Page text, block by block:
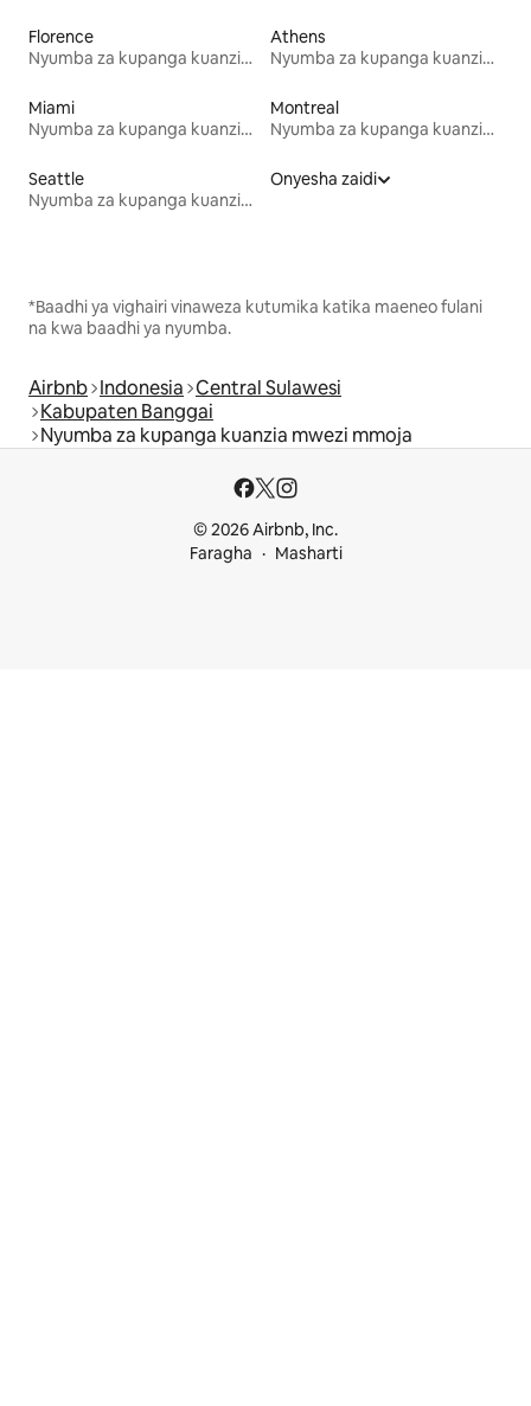
Florence
Nyumba za kupanga kuanzia mwezi mmoja
Athens
Nyumba za kupanga kuanzia mwezi mmoja
Miami
Nyumba za kupanga kuanzia mwezi mmoja
Montreal
Nyumba za kupanga kuanzia mwezi mmoja
Seattle
Nyumba za kupanga kuanzia mwezi mmoja
Onyesha zaidi
*Baadhi ya vighairi vinaweza kutumika katika maeneo fulani
na kwa baadhi ya nyumba.
Airbnb Indonesia Central Sulawesi
Kabupaten Banggai
Nyumba za kupanga kuanzia mwezi mmoja
© 2026 Airbnb, Inc.
Faragha
Masharti